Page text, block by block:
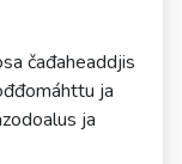
čađaheaddjis
ja
ja